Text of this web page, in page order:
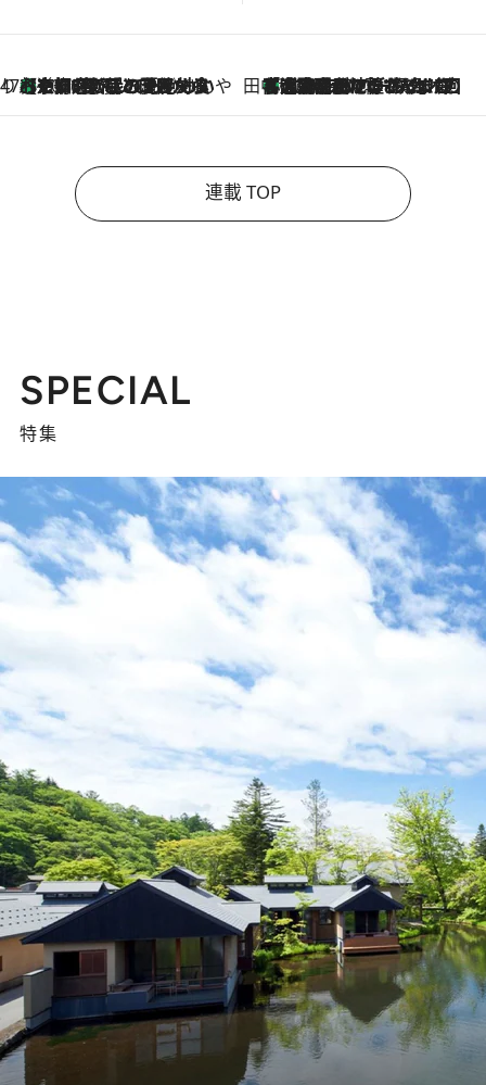
47都道府県の手みやげ ひんやりスイーツで夏を満喫
2026.8.7
【京都府】この夏絶対食べたい 冷やしておいしいおやつ3選 ひと口目から心を掴む新緑のテリーヌ 田中稲の勝手に再ブーム
2026.8.7
「湘南乃風に憧れて」観客大盛上がりの“タオル回し”に、ラッパー顔負けの高速歌唱まで…さだまさし（74）のアグレッシブすぎる現在地
連載 TOP
SPECIAL
特集